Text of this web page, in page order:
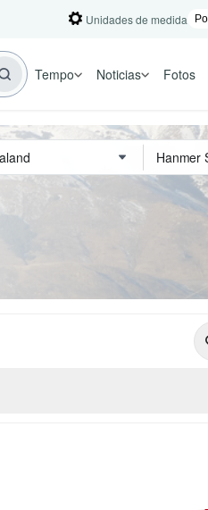
Unidades de medida
Tempo Noticias Fotos